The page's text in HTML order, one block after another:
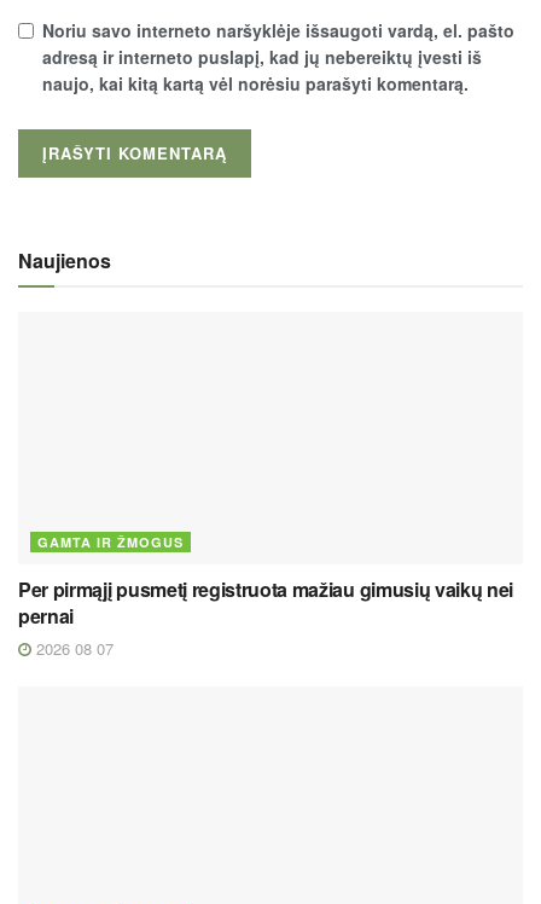
Noriu savo interneto naršyklėje išsaugoti vardą, el. pašto
adresą ir interneto puslapį, kad jų nebereiktų įvesti iš
naujo, kai kitą kartą vėl norėsiu parašyti komentarą.
Naujienos
GAMTA IR ŽMOGUS
Per pirmąjį pusmetį registruota mažiau gimusių vaikų nei
pernai
2026 08 07